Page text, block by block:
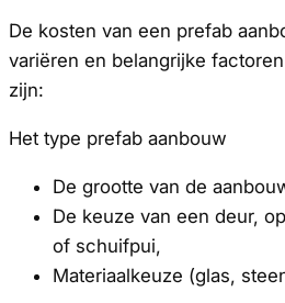
De kosten van een prefab
variëren en belangrijke
zijn:
Het type prefab aanbouw
De grootte van de
De keuze van een deur,
of schuifpui,
Materiaalkeuze (glas,